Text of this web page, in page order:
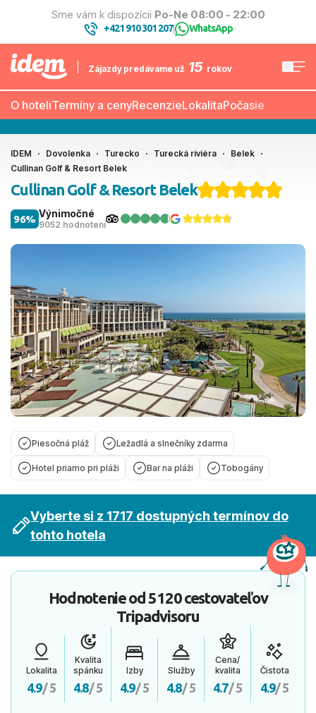
Sme vám k dispozícii Po-Ne 08:00 - 22:00
+421 910 301 207| WhatsApp
Zájazdy predávame už 15 rokov
O hoteliTermíny a cenyRecenzieLokalitaPočasie
IDEM Dovolenka Turecko Turecká riviéra
Belek
Cullinan Golf & Resort Belek
Cullinan Golf & Resort Belek
Výnimočné
9052 hodnotení
96%
Piesočná pláž Ležadlá a slnečníky zdarma
Hotel priamo pri pláži Bar na pláži Tobogány
Vyberte si z 1717 dostupných termínov do
tohto hotela
Hodnotenie od5120 cestovateľov
Tripadvisoru
Lokalita
4.9/ 5
Kvalita
spánku
4.8/ 5
Izby
4.9/ 5
Služby
4.8/ 5
Cena/
kvalita
4.7/ 5
Čistota
4.9/ 5